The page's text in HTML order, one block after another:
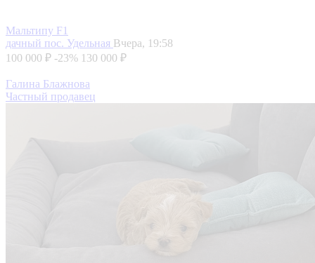
Мальтипу F1
дачный пос. Удельная Вчера, 19:58
100 000 ₽ -23% 130 000 ₽
Галина Блажнова
Частный продавец